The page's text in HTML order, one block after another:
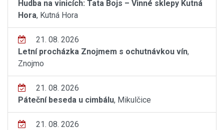
Hudba na vinicích: Tata Bojs – Vinné sklepy Kutná
Hora, Kutná Hora
21. 08. 2026
Letní procházka Znojmem s ochutnávkou vín,
Znojmo
21. 08. 2026
Páteční beseda u cimbálu, Mikulčice
21. 08. 2026